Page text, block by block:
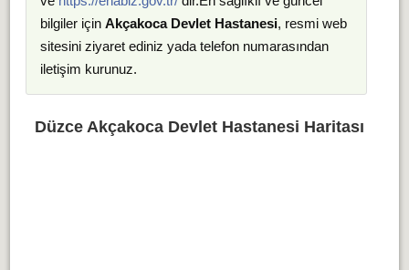
bilgiler için Akçakoca Devlet Hastanesi, resmi web
sitesini ziyaret ediniz yada telefon numarasından
iletişim kurunuz.
Düzce Akçakoca Devlet Hastanesi Haritası